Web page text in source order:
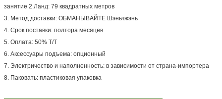
занятие 2.Ланд: 79 квадратных метров
3. Метод доставки: ОБМАНЫВАЙТЕ Шэньчжэнь
4. Срок поставки: полтора месяцев
5. Оплата: 50% Т/Т
6. Аксессуары подъема: опционный
7. Электричество и наполненность: в зависимости от страна-импортера
8. Паковать: пластиковая упаковка